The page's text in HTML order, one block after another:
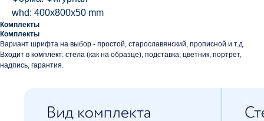
whd: 400x800x50 mm
Комплекты
Комплекты
Вариант шрифта на выбор - простой, старославянский, прописной и т.д.
Входит в комплект: стела (как на образце), подставка, цветник, портрет,
надпись, гарантия.